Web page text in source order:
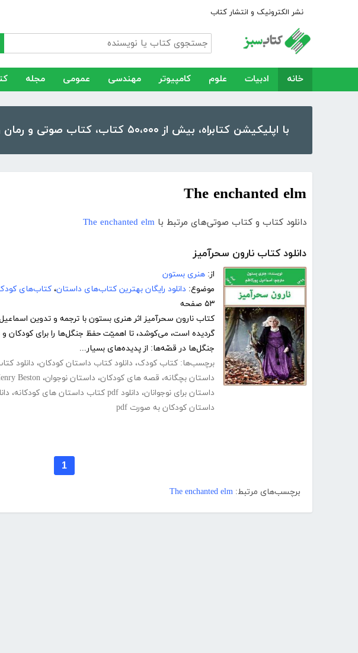
نشر الکترونیک و انتشار کتاب
خانه ادبیات علوم کامپیوتر مهندسی عمومی مجله
با اپلیکیشن کتابراه، بیش از ۵۰،۰۰۰ کتاب، کتاب صوتی و رمان را در موبایل و تبلت خود داشته باشید!
The enchanted elm
دانلود کتاب و کتاب صوتی‌های مرتبط با The enchanted elm
دانلود کتاب نارون سحرآمیز
از: هنری بستون
موضوع: دانلود رایگان بهترین کتاب‌های داستان، کتاب‌های
۵۳ صفحه
کتاب نارون سحرآمیز اثر هنری بستون با ترجمه و تدوین
گردیده است، می‌کوشد، تا اهمیّت حفظ جنگل‌ها را برای کودکان و
جنگل‌ها در قصّه‌ها: از پدیده‌های بسیار...
برچسب‌ها: کتاب کودک، دانلود کتاب داستان کودکان، دانلود
داستان بچگانه، قصه های کودکان، داستان نوجوان، Beston
داستان برای نوجوانان، دانلود pdf کتاب داستان های کودکانه ،
داستان کودکان به صورت pdf
1
برچسب‌های مرتبط: The enchanted elm